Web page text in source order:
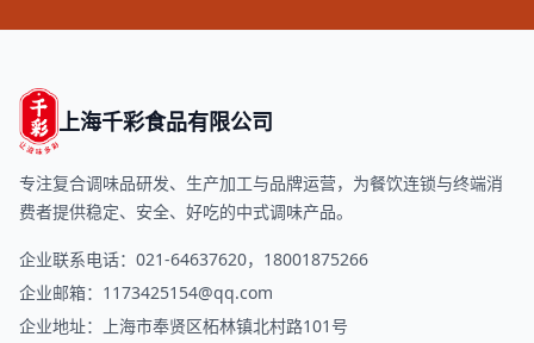
上海千彩食品有限公司
专注复合调味品研发、生产加工与品牌运营，为餐饮连锁与终端消
费者提供稳定、安全、好吃的中式调味产品。
企业联系电话：021-64637620，18001875266
企业邮箱： 1173425154@qq.com
企业地址：上海市奉贤区柘林镇北村路101号